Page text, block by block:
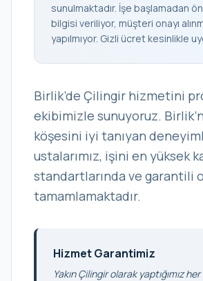
sunulmaktadır. İşe başlamadan
bilgisi veriliyor, müşteri onayı
yapılmıyor. Gizli ücret kesinlikle
Birlik’de Çilingir hizmetini
ekibimizle sunuyoruz.
köşesini iyi tanıyan
ustalarımız, işini en yüksek
standartlarında ve garantili
tamamlamaktadır.
Hizmet Garantimiz
Yakın Çilingir olarak yaptığımız